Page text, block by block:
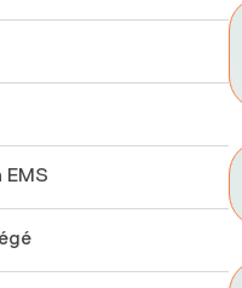
EMS